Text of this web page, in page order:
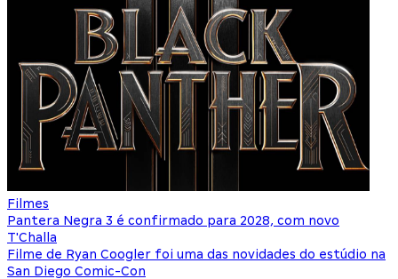
Filmes
Pantera Negra 3 é confirmado para 2028, com novo
T'Challa
Filme de Ryan Coogler foi uma das novidades do estúdio na
San Diego Comic-Con